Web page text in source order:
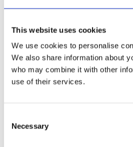
This website uses cookies
We use cookies to personalise
We also share information about
who may combine it with other
use of their services.
Selection
Necessary
MED
MED